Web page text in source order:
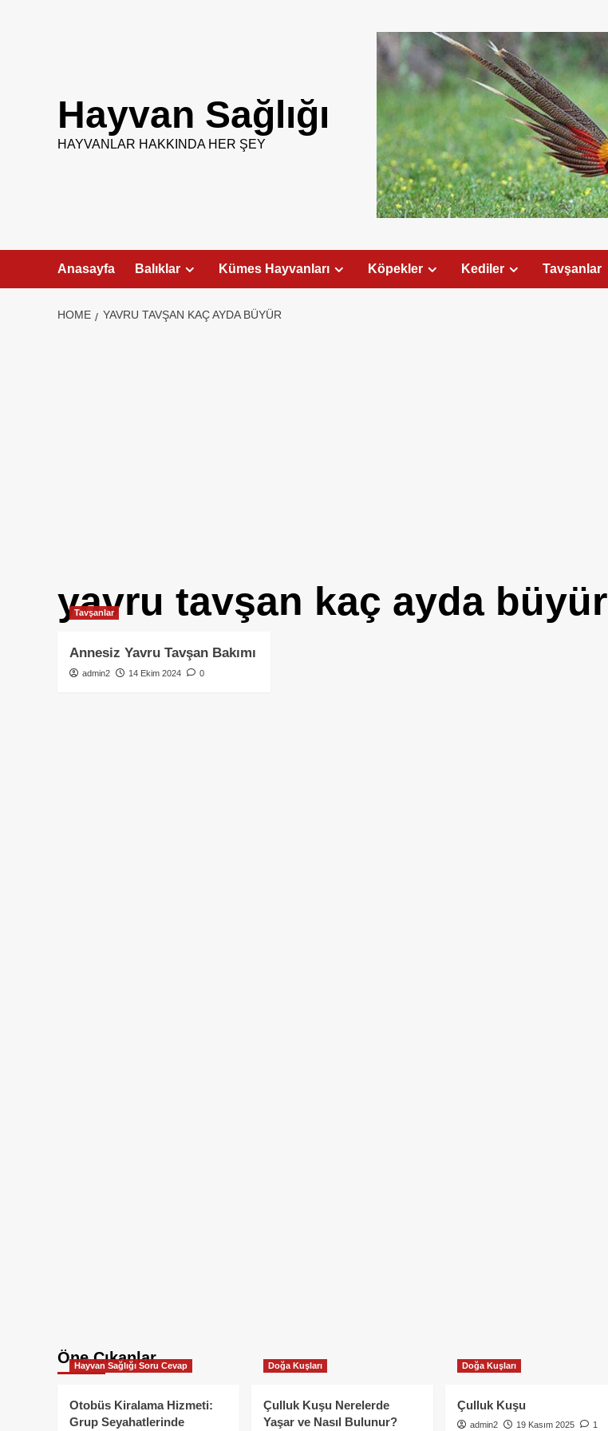
Hayvan Sağlığı
HAYVANLAR HAKKINDA HER ŞEY
Anasayfa Balıklar Kümes Hayvanları Köpekler Kediler Tavşanlar
HOME YAVRU TAVŞAN KAÇ AYDA BÜYÜR
yavru tavşan kaç ayda büyür
Tavşanlar
Annesiz Yavru Tavşan Bakımı
admin2 14 Ekim 2024 0
Öne Çıkanlar
Hayvan Sağlığı Soru Cevap
Otobüs Kiralama Hizmeti:
Grup Seyahatlerinde
Doğa Kuşları
Çulluk Kuşu Nerelerde
Yaşar ve Nasıl Bulunur?
Doğa Kuşları
Çulluk Kuşu
admin2 19 Kasım 2025 1